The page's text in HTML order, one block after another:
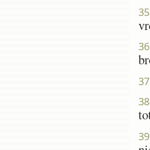
35
36
37
38
39